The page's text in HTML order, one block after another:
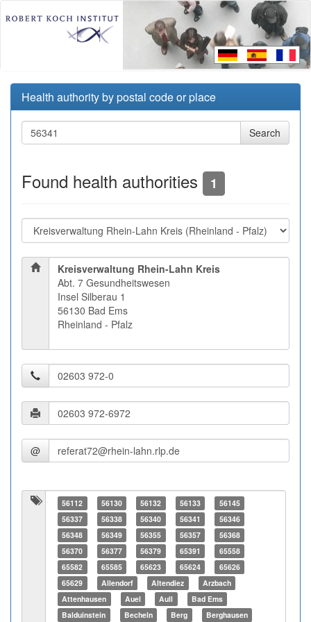
Health authority by postal code or place
Found health authorities 1
Kreisverwaltung Rhein-Lahn Kreis
Abt. 7 Gesundheitswesen
Insel Silberau 1
56130 Bad Ems
Rheinland - Pfalz
@
56112 56130 56132 56133
56145
56337
56338 56340 56341
56346
56348
56349 56355 56357
56368
56370
56377 56379 65391
65558
65582
65585 65623 65624
65626
65629
Allendorf Altendiez
Arzbach
Attenhausen
Auel Aull
Bad Ems
Balduinstein
Becheln Berg Berghausen